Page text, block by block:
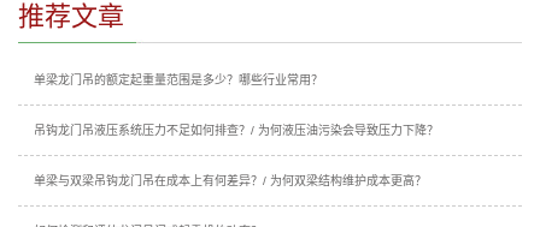
推荐文章
单梁龙门吊的额定起重量范围是多少？哪些行业常用？
吊钩龙门吊液压系统压力不足如何排查？/ 为何液压油污染会导致压力下降？
单梁与双梁吊钩龙门吊在成本上有何差异？/ 为何双梁结构维护成本更高？